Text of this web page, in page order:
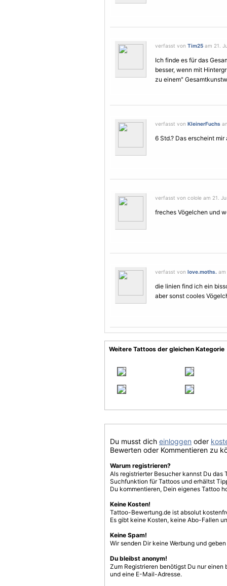
verfasst von Tim25 am 21.
Ich finde es für das
besser, wenn mit
zu einem"
verfasst von KleinerFuchs
6 Std.? Das erscheint mir
verfasst von colole am 21.
freches Vögelchen und
verfasst von love.moths. am
die linien find ich ein
aber sonst cooles Vögel
Weitere Tattoos der gleichen Kategorie
Du musst dich einloggen oder
Bewerten oder Kommentieren zu
Warum registrieren?
Als registrierter Besucher kannst Du
Suchfunktion für Tattoos und erhältst
Du kommentieren, Dein eigenes Tattoo
Keine Kosten!
Tattoo-Bewertung.de ist absolut
Es gibt keine Kosten, keine Abo-Fallen
Keine Spam!
Wir senden Dir keine Werbung und
Du bleibst anonym!
Zum Registrieren benötigst Du nur einen
und eine E-Mail-Adresse.